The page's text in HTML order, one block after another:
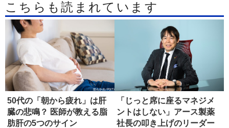
こちらも読まれています
50代の「朝から疲れ」は肝
臓の悲鳴？ 医師が教える脂
肪肝の5つのサイン
「じっと席に座るマネジメ
ントはしない」アース製薬
社長の叩き上げのリーダー